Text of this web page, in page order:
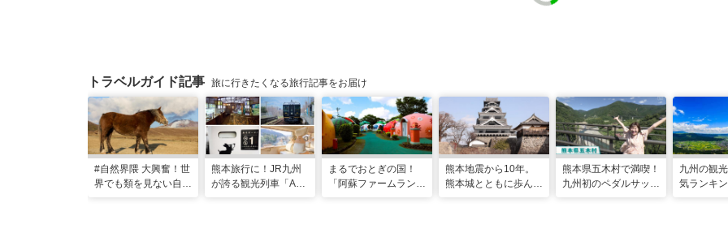
トラベルガイド記事 旅に行きたくなる旅行記事をお届け
#自然界隈 大興奮！世
界でも類を見ない自然
熊本旅行に！JR九州
が誇る観光列車「A列
まるでおとぎの国！
「阿蘇ファームラン
熊本地震から10年。
熊本城とともに歩ん
熊本県五木村で満喫！
九州初のペダルサップ
九州の観
気ランキ